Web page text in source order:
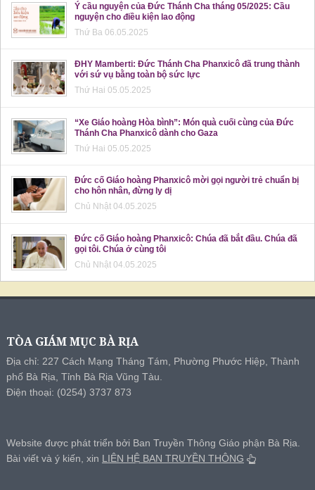
Ý cầu nguyện của Đức Thánh Cha tháng 05/2025: Cầu
nguyện cho điều kiện lao động
Thứ Ba 06.05.2025
ĐHY Mamberti: Đức Thánh Cha Phanxicô đã trung thành
với sứ vụ bằng toàn bộ sức lực
Thứ Hai 05.05.2025
“Xe Giáo hoàng Hòa bình”: Món quà cuối cùng của Đức
Thánh Cha Phanxicô dành cho Gaza
Thứ Hai 05.05.2025
Đức cố Giáo hoàng Phanxicô mời gọi người trẻ chuẩn bị
cho hôn nhân, đừng ly dị
Chủ Nhật 04.05.2025
Đức cố Giáo hoàng Phanxicô: Chúa đã bắt đầu. Chúa đã
gọi tôi. Chúa ở cùng tôi
Chủ Nhật 04.05.2025
TÒA GIÁM MỤC BÀ RỊA
Địa chỉ: 227 Cách Mạng Tháng Tám, Phường Phước Hiệp, Thành
phố Bà Rịa, Tỉnh Bà Rịa Vũng Tàu.
Điện thoại: (0254) 3737 873
Website được phát triển bởi Ban Truyền Thông Giáo phận Bà Rịa.
Bài viết và ý kiến, xin LIÊN HỆ BAN TRUYỀN THÔNG